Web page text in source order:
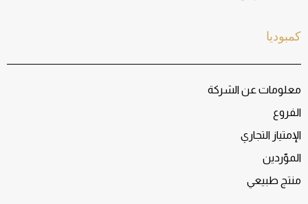
كمبوديا
معلومات عن الشركة
الفروع
الإمتياز التجاري
الموّردين
منتج طبيعي